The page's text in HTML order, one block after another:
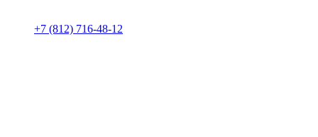
+7 (812) 716-48-12